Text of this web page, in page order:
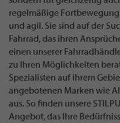
regelmäßige
und agil. Sie sind auf der
Fahrrad, das ihren
einen unserer
zu Ihren Möglichkeiten
Spezialisten auf ihrem
angebotenen Marken wie
aus. So finden unsere
Angebot, das Ihre